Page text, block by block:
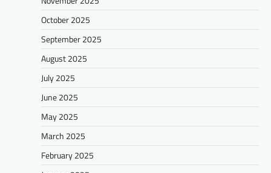
October 2025
September 2025
August 2025
July 2025
June 2025
May 2025
March 2025
February 2025